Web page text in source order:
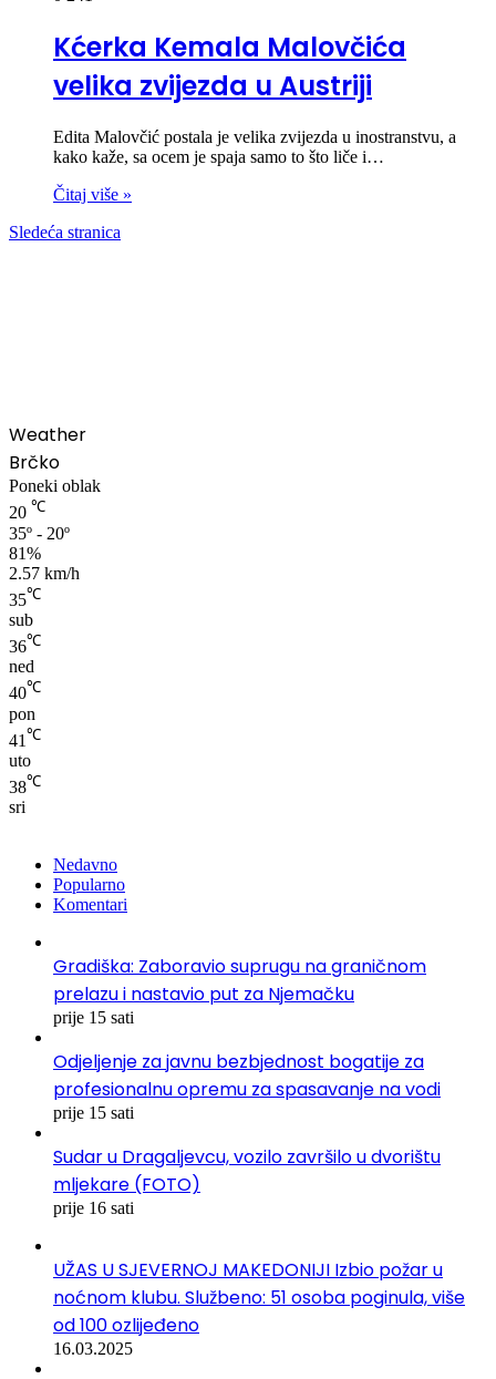
Kćerka Kemala Malovčića
velika zvijezda u Austriji
Edita Malovčić postala je velika zvijezda u inostranstvu, a
kako kaže, sa ocem je spaja samo to što liče i…
Čitaj više »
Sledeća stranica
Weather
Brčko
Poneki oblak
20 ℃
35º - 20º
81%
2.57 km/h
35℃
sub
36℃
ned
40℃
pon
41 ℃
uto
38℃
sri
Nedavno
Popularno
Komentari
Gradiška: Zaboravio suprugu na graničnom
prelazu i nastavio put za Njemačku
prije 15 sati
Odjeljenje za javnu bezbjednost bogatije za
profesionalnu opremu za spasavanje na vodi
prije 15 sati
Sudar u Dragaljevcu, vozilo završilo u dvorištu
mljekare (FOTO)
prije 16 sati
UŽAS U SJEVERNOJ MAKEDONIJI Izbio požar u
noćnom klubu. Službeno: 51 osoba poginula, više
od 100 ozlijeđeno
16.03.2025